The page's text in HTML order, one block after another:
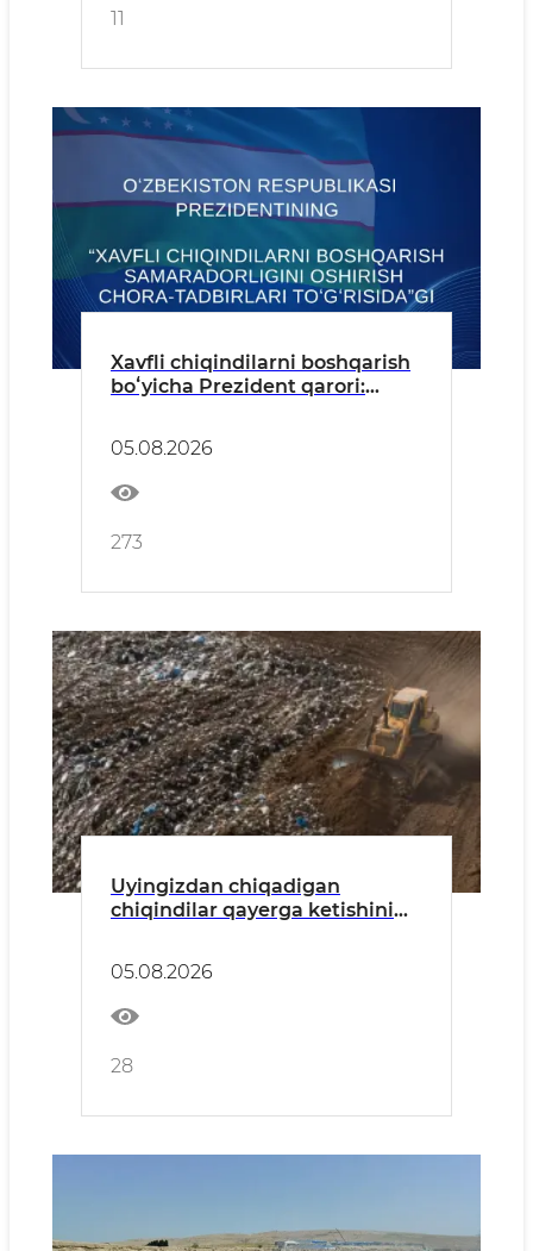
11
Xavfli chiqindilarni boshqarish
boʻyicha Prezident qarori:
darajasi 20 foizga yetkaziladi
05.08.2026
273
Uyingizdan chiqadigan
chiqindilar qayerga ketishini
05.08.2026
28